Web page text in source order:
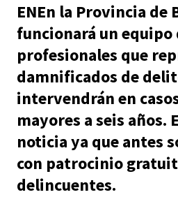
ENEn la Provincia de
funcionará un equipo
profesionales que
damnificados de
intervendrán en
mayores a seis años.
noticia ya que antes
con patrocinio
delincuentes.